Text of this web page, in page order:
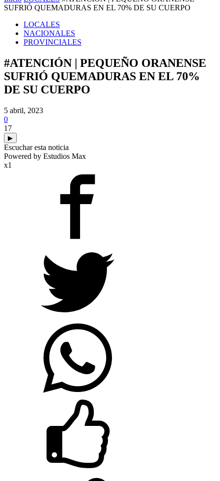
SUFRIÓ QUEMADURAS EN EL 70% DE SU CUERPO
LOCALES
NACIONALES
PROVINCIALES
#ATENCIÓN | PEQUEÑO ORANENSE
SUFRIÓ QUEMADURAS EN EL 70%
DE SU CUERPO
5 abril, 2023
0
17
▶
Escuchar esta noticia
Powered by Estudios Max
x1